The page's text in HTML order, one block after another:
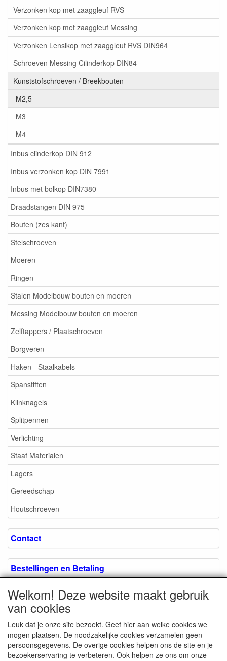
Verzonken kop met zaaggleuf RVS
Verzonken kop met zaaggleuf Messing
Verzonken Lenslkop met zaaggleuf RVS DIN964
Schroeven Messing Cilinderkop DIN84
Kunststofschroeven / Breekbouten
M2,5
M3
M4
Inbus clinderkop DIN 912
Inbus verzonken kop DIN 7991
Inbus met bolkop DIN7380
Draadstangen DIN 975
Bouten (zes kant)
Stelschroeven
Moeren
Ringen
Stalen Modelbouw bouten en moeren
Messing Modelbouw bouten en moeren
Zelftappers / Plaatschroeven
Borgveren
Haken - Staalkabels
Spanstiften
Klinknagels
Splitpennen
Verlichting
Staaf Materialen
Lagers
Gereedschap
Houtschroeven
Contact
Bestellingen en Betaling
Algemene voorwaarden
Over ons.
Privacyverklaring
Welkom! Deze website maakt gebruik
van cookies
Leuk dat je onze site bezoekt. Geef hier aan welke cookies we
mogen plaatsen. De noodzakelijke cookies verzamelen geen
persoonsgegevens. De overige cookies helpen ons de site en je
bezoekerservaring te verbeteren. Ook helpen ze ons om onze